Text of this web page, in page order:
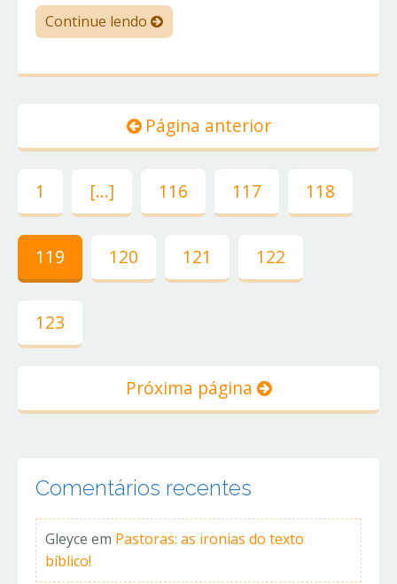
Continue lendo
Página anterior
1 [...] 116 117 118
119 120 121 122
123
Próxima página
Comentários recentes
Gleyce em Pastoras: as ironias do texto
bíblico!